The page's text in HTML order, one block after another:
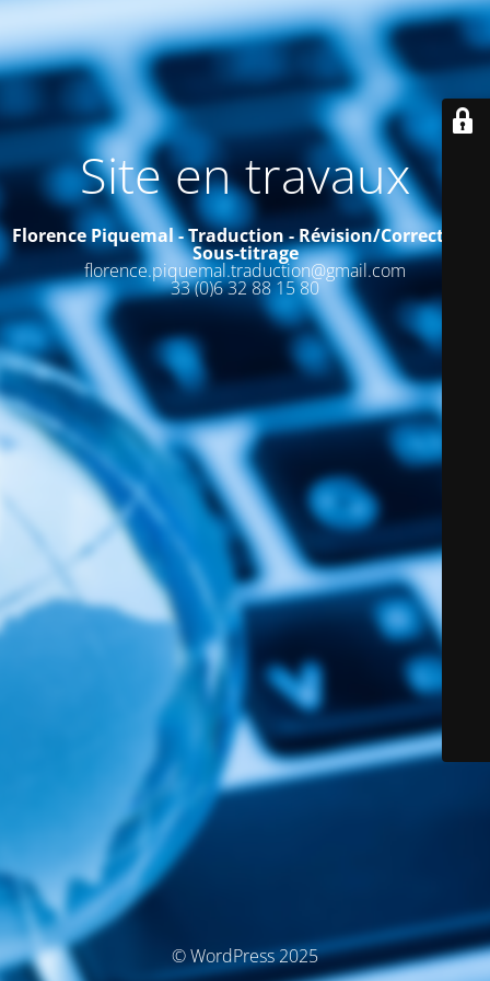
Site en travaux
Florence Piquemal - Traduction - Révision/Correction-
Sous-titrage
florence.piquemal.traduction@gmail.com
33 (0)6 32 88 15 80
© WordPress 2025